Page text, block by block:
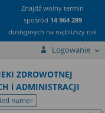
Znajdź wolny termin
spośród 14 964 289
dostępnych na najbliższy rok
Logowanie
ZDROWOTNEJ
i ADMINISTRACJI
numer
telefonu